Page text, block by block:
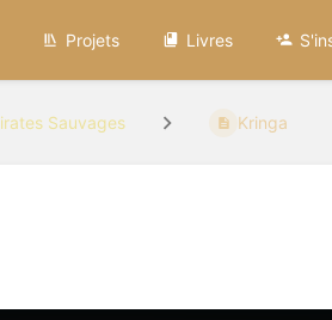
Projets Livres
Sauvages Kringa